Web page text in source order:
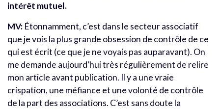
intérêt mutuel.
MV: Étonnamment, c’est dans le secteur associatif
que je vois la plus grande obsession de contrôle de ce
qui est écrit (ce que je ne voyais pas auparavant). On
me demande aujourd’hui très régulièrement de relire
mon article avant publication. Il y a une vraie
crispation, une méfiance et une volonté de contrôle
de la part des associations. C’est sans doute la